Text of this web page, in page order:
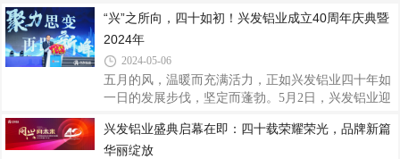
的起草编制工作，以标准推动企业创新发展，现已参
与起草制定2项国际标准、77项国家标准、33项行业
标准和31项团体标准，并通过严格细分生产工
“兴”之所向，四十如初！兴发铝业成立40周年庆典暨
2024年
2024-05-06
五月的风，温暖而充满活力，正如兴发铝业四十年如
一日的发展步伐，坚定而蓬勃。5月2日，兴发铝业迎
业成立40周年庆典暨2024年客户年会”。来自全国各
地的嘉宾、协会专家、经销商客户、合作伙伴以及兴
兴发铝业盛典启幕在即：四十载荣耀荣光，品牌新篇
华丽绽放